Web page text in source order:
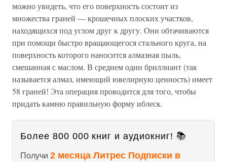
можно увидеть, что его поверхность состоит из
множества граней — крошечных плоских участков,
находящихся под углом друг к другу. Они обтачиваются
при помощи быстро вращающегося стального круга, на
поверхность которого наносится алмазная пыль,
смешанная с маслом. В среднем один бриллиант (так
называется алмаз, имеющий ювелирную ценность) имеет
58 граней! Эта операция проводится для того, чтобы
придать камню правильную форму иблеск.
Более 800 000 книг и аудиокниг! 📚
Получи 2 месяца Литрес Подписки в